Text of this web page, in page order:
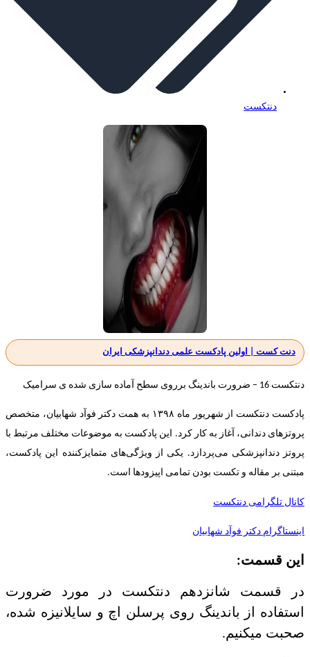
دنتکست
دنت کست | اولین پادکست علمی دندانپزشکی ایران
دنتکست 16 – ضرورت باندینگ برروی سطح آماده سازی شده ی سرامیک
پادکست دنتکست از شهریور ماه ۱۳۹۸ به همت دکتر فوآد شهابیان، متخصص
پروتزهای دندانی، آغاز به کار کرد. این پادکست به موضوعات مختلف مرتبط با
پروتز دندانپزشکی می‌پردازد. یکی از ویژگی‌های متمایزکننده این پادکست،
مبتنی بر مقاله و تکست بودن تمامی اپیزودها است.
کانال تلگرامی دنتکست
اینستاگرام دکتر فوآد شهابیان
این قسمت:
در قسمت شانزدهم دنتکست در مورد ضرورت
استفاده از باندینگ روی پرسلن اچ و سایلانیزه شده،
صحبت میکنیم.